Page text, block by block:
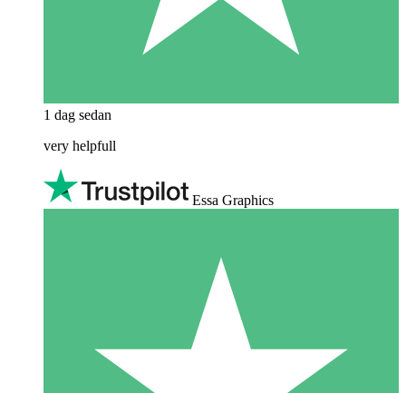
1 dag sedan
very helpfull
Essa Graphics